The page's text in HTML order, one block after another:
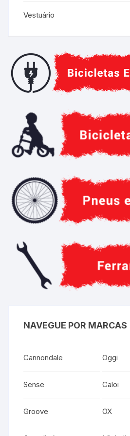
Vestuário
NAVEGUE POR MARCAS
Cannondale Oggi
Sense Caloi
Groove OX